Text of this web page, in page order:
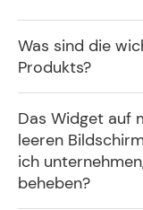
Was sind die
Produkts?
Das Widget auf
leeren
ich
beheben?